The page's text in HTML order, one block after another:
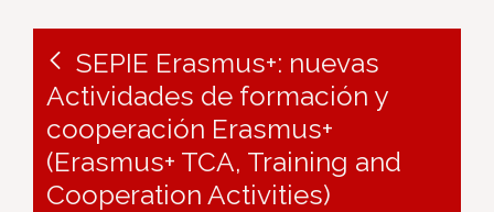
SEPIE Erasmus+: nuevas
Actividades de formación y
cooperación Erasmus+
(Erasmus+ TCA, Training and
Cooperation Activities)